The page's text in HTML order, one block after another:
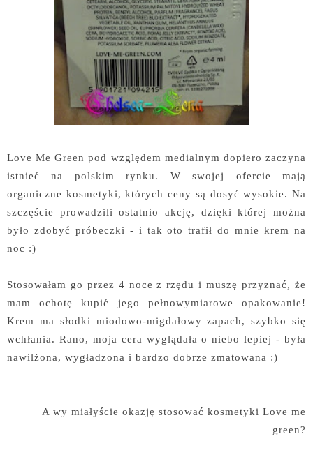
Love Me Green pod względem medialnym dopiero zaczyna
istnieć na polskim rynku. W swojej ofercie mają
organiczne kosmetyki, których ceny są dosyć wysokie. Na
szczęście prowadzili ostatnio akcję, dzięki której można
było zdobyć próbeczki - i tak oto trafił do mnie krem na
noc :)
Stosowałam go przez 4 noce z rzędu i muszę przyznać, że
mam ochotę kupić jego pełnowymiarowe opakowanie!
Krem ma słodki miodowo-migdałowy zapach, szybko się
wchłania. Rano, moja cera wyglądała o niebo lepiej - była
nawilżona, wygładzona i bardzo dobrze zmatowana :)
A wy miałyście okazję stosować kosmetyki Love me
green?